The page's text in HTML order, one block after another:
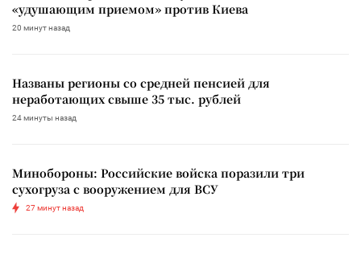
«удушающим приемом» против Киева
20 минут назад
Названы регионы со средней пенсией для
неработающих свыше 35 тыс. рублей
24 минуты назад
Минобороны: Российские войска поразили три
сухогруза с вооружением для ВСУ
27 минут назад